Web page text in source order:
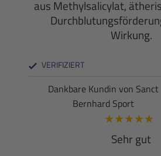
aus Methylsalicylat,
Wirkung.
VERIFIZIERT
Dankbare Kundin von Sanct
Bernhard Sport
★★★★★
Sehr gut